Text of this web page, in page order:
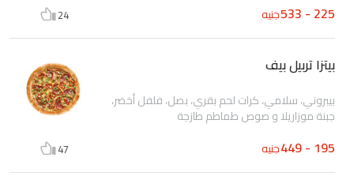
225 - 533 جنيه 24
بيتزا تربيل بيف
بيبروني، سلامي، كرات لحم بقري، بصل، فلفل أخضر،
جبنة موزاريلا و صوص طماطم طازجة
195 - 449 جنيه 47